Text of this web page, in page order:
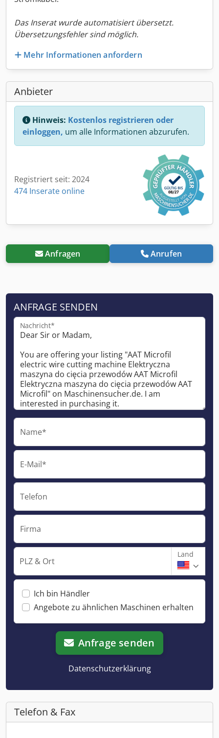
Das Inserat wurde automatisiert übersetzt.
Übersetzungsfehler sind möglich.
Mehr Informationen anfordern
Anbieter
Hinweis: Kostenlos registrieren oder
einloggen, um alle Informationen abzurufen.
Registriert seit: 2024
474 Inserate online
Anfragen Anrufen
ANFRAGE SENDEN
Nachricht*
Name*
E-Mail*
Telefon
Firma
PLZ & Ort
Land
Ich bin Händler
Angebote zu ähnlichen Maschinen erhalten
Anfrage senden
Datenschutzerklärung
Telefon & Fax